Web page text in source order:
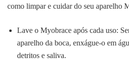
como limpar e cuidar do seu aparelho
Lave o Myobrace após cada uso:
aparelho da boca, enxágue-o em
detritos e saliva.